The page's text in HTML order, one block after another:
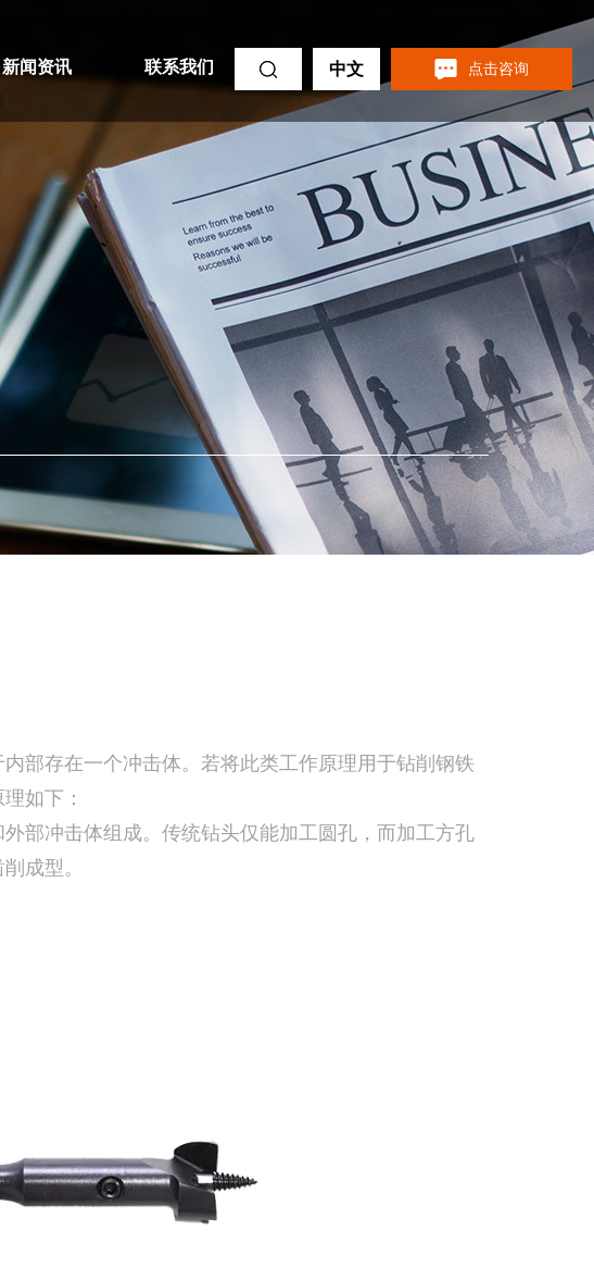
新闻资讯 联系我们 中文 点击咨询
部存在一个冲击体。若将此类工作原理用于钻削钢铁
如下：
部冲击体组成。传统钻头仅能加工圆孔，而加工方孔
成型。